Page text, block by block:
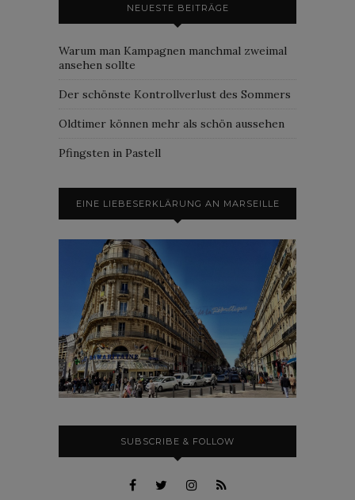
NEUESTE BEITRÄGE
Warum man Kampagnen manchmal zweimal
ansehen sollte
Der schönste Kontrollverlust des Sommers
Oldtimer können mehr als schön aussehen
Pfingsten in Pastell
EINE LIEBESERKLÄRUNG AN MARSEILLE
SUBSCRIBE & FOLLOW